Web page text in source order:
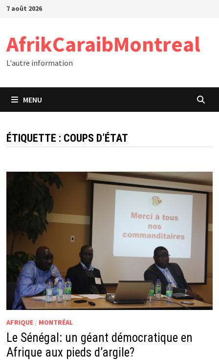
Passer
7 août 2026
AfrikCaraibMontreal
L'autre information
MENU
ÉTIQUETTE : COUPS D’ÉTAT
AFRIQUE/ MONTRÉAL
Le Sénégal: un géant démocratique en
Afrique aux pieds d’argile?